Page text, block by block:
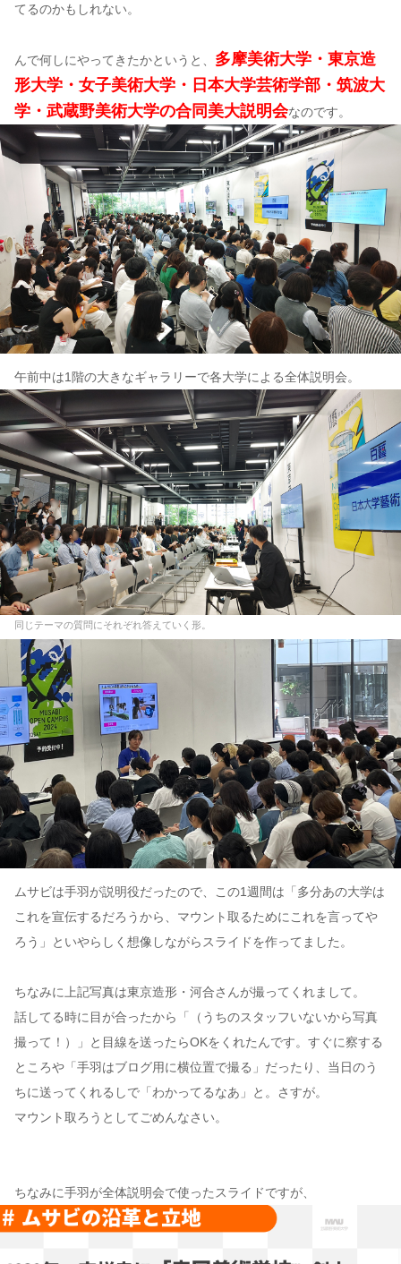
てるのかもしれない。
んで何しにやってきたかというと、 多摩美術大学・東京造
形大学・女子美術大学・日本大学芸術学部・筑波大
学・武蔵野美術大学の合同美大説明会なのです。
午前中は1階の大きなギャラリーで各大学による全体説明会。
同じテーマの質問にそれぞれ答えていく形。
ムサビは手羽が説明役だったので、この1週間は「多分あの大学は
これを宣伝するだろうから、マウント取るためにこれを言ってや
ろう」といやらしく想像しながらスライドを作ってました。
ちなみに上記写真は東京造形・河合さんが撮ってくれまして。
話してる時に目が合ったから「（うちのスタッフいないから写真
撮って！）」と目線を送ったらOKをくれたんです。すぐに察する
ところや「手羽はブログ用に横位置で撮る」だったり、当日のう
ちに送ってくれるしで「わかってるなあ」と。さすが。
マウント取ろうとしてごめんなさい。
ちなみに手羽が全体説明会で使ったスライドですが、